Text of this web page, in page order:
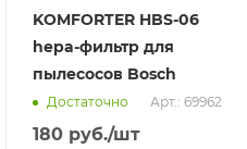
KOMFORTER HBS-06
hepa-фильтр для
пылесосов Bosch
Достаточно Арт.: 69962
180 руб./шт